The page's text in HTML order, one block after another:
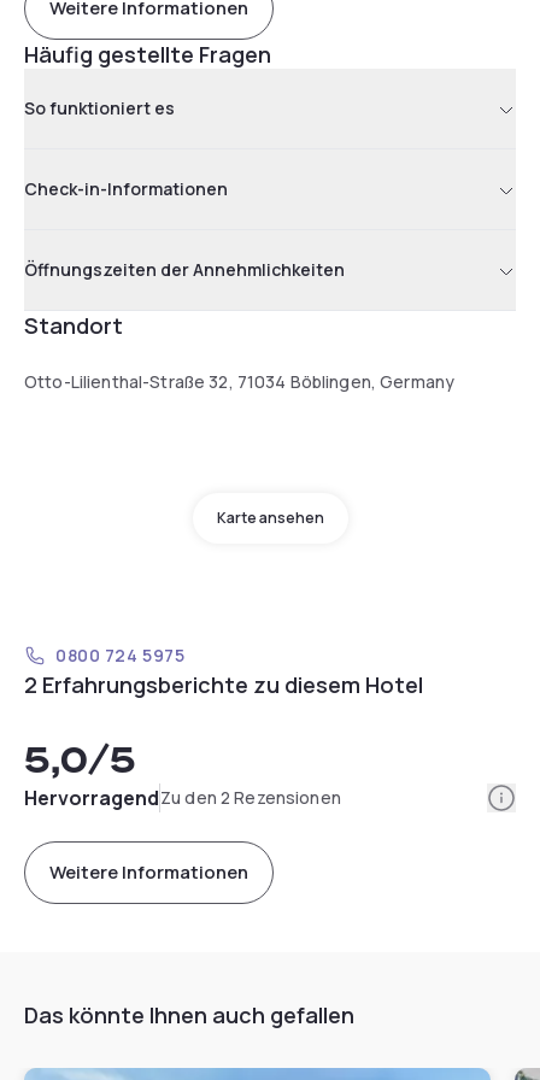
Weitere Informationen
Häufig gestellte Fragen
So funktioniert es
Check-in-Informationen
Öffnungszeiten der Annehmlichkeiten
Standort
Otto-Lilienthal-Straße 32, 71034 Böblingen, Germany
Karte ansehen
0800 724 5975
2 Erfahrungsberichte zu diesem Hotel
5,0/5
HervorragendZu den 2 Rezensionen
Weitere Informationen
Das könnte Ihnen auch gefallen